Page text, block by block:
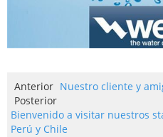
Anterior Nuestro cliente y
Posterior
Bienvenido a visitar nuestros
Perú y Chile